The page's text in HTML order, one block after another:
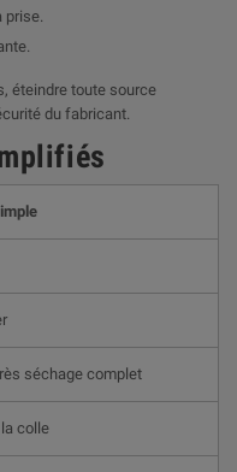
prise.
éteindre toute source
du fabricant.
séchage complet
colle